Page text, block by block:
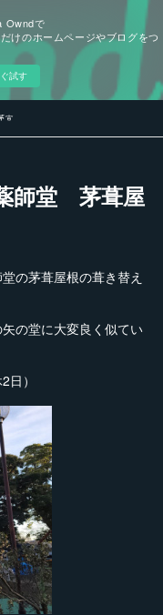
Owndで
けのホームページやブログをつ
試す
師堂 茅葺屋
の茅葺屋根の葺き替え
の堂に大変良く似てい
）